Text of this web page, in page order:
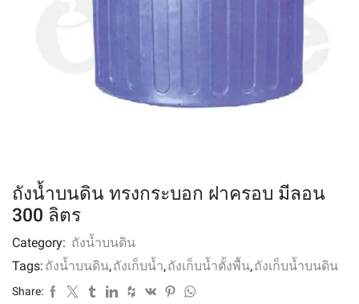
ถังน้ำบนดิน ทรงกระบอก ฝาครอบ มีลอน
300 ลิตร
Category: ถังน้ำบนดิน
Tags: ถังน้ำบนดิน,ถังเก็บน้ำ,ถังเก็บน้ำตั้งพื้น,ถังเก็บน้ำบนดิน
Share: